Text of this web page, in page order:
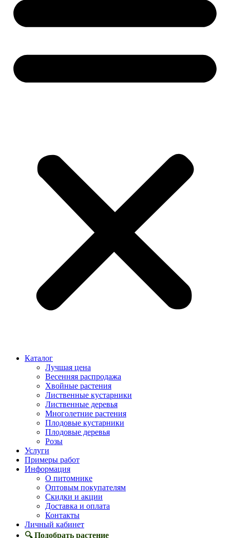
Каталог
Лучшая цена
Весенняя распродажа
Хвойные растения
Лиственные кустарники
Лиственные деревья
Многолетние растения
Плодовые кустарники
Плодовые деревья
Розы
Услуги
Примеры работ
Информация
О питомнике
Оптовым покупателям
Скидки и акции
Доставка и оплата
Контакты
Личный кабинет
🔍 Подобрать растение